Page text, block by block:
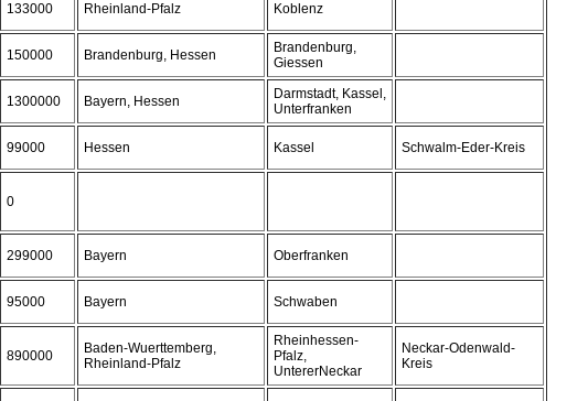
133000 Rheinland-Pfalz Koblenz
150000 Brandenburg, Hessen
Brandenburg,
Giessen
1300000 Bayern, Hessen
Darmstadt, Kassel,
Unterfranken
99000 Hessen Kassel Schwalm-Eder-Kreis
0
299000 Bayern Oberfranken
95000 Bayern Schwaben
890000
Baden-Wuerttemberg,
Rheinland-Pfalz
Rheinhessen-
Pfalz,
UntererNeckar
Neckar-Odenwald-
Kreis